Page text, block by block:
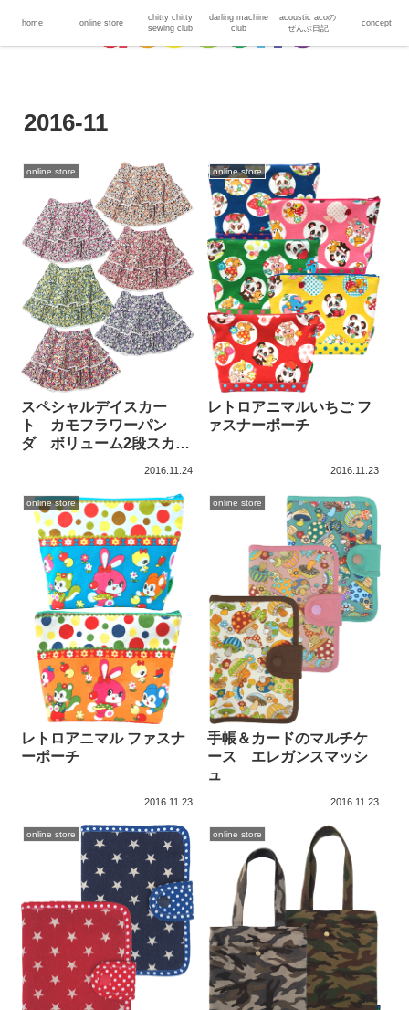
2016-11
online store
スペシャルデイスカー
ト カモフラワーパン
ダ ボリューム2段スカー
2016.11.24
online store
レトロアニマルいちご フ
ァスナーポーチ
2016.11.23
online store
レトロアニマル ファスナ
ーポーチ
2016.11.23
online store
手帳＆カードのマルチケ
ース エレガンスマッシ
ュ
2016.11.23
online store online store
home online store
chitty chitty
sewing club
darling machine
club
acoustic acoの
ぜんぶ日記
concept